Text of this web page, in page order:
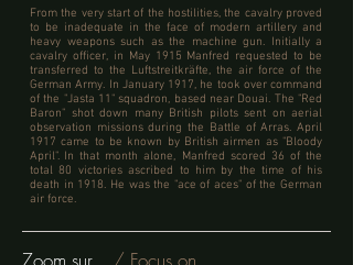
From the very start of the hostilities, the cavalry proved
to be inadequate in the face of modern artillery and
heavy weapons such as the machine gun. Initially a
cavalry officer, in May 1915 Manfred requested to be
transferred to the Luftstreitkräfte, the air force of the
German Army. In January 1917, he took over command
of the "Jasta 11" squadron, based near Douai. The "Red
Baron" shot down many British pilots sent on aerial
observation missions during the Battle of Arras. April
1917 came to be known by British airmen as "Bloody
April". In that month alone, Manfred scored 36 of the
total 80 victories ascribed to him by the time of his
death in 1918. He was the "ace of aces" of the German
air force.